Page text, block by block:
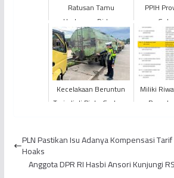
Ratusan Tamu
Undangan Diduga
Keracunan Setelah
Makan di Perayaan HUT
ke-50 PDAM Tirta...
PPIH
Kecelakaan Beruntun
Terjadi di Pintu Gerbang
Miliki
Paru,
PLN Pastikan Isu Adanya Kompensasi
Hoaks
Anggota DPR RI Hasbi Ansori Kunjungi